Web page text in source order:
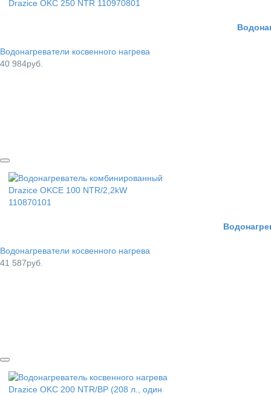
Водонагреватели косвенного нагрева
40 984руб.
Водонагреватели косвенного нагрева
41 587руб.